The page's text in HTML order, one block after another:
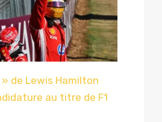
de Lewis Hamilton
au titre de F1